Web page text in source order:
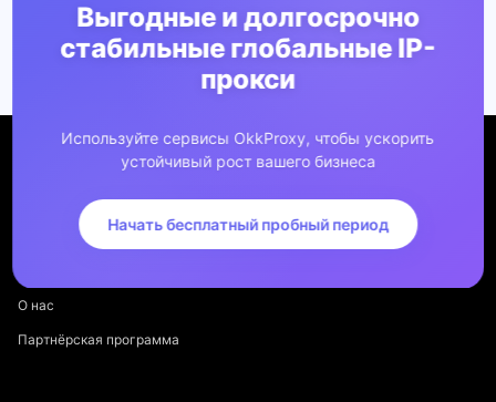
Выгодные и долгосрочно
стабильные глобальные IP-
прокси
Используйте сервисы OkkProxy, чтобы ускорить
устойчивый рост вашего бизнеса
Начать бесплатный пробный период
О нас
Партнёрская программа